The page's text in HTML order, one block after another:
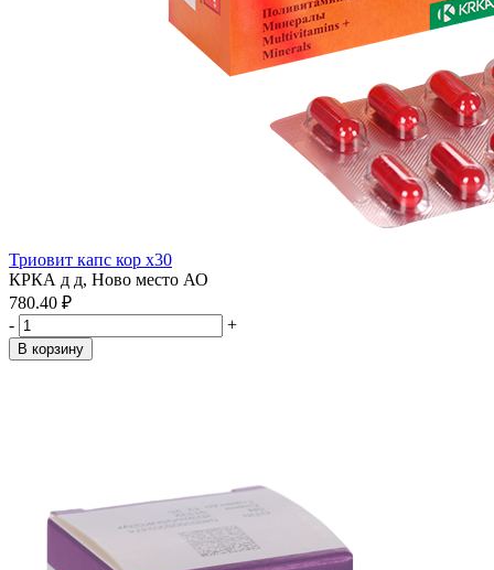
Триовит капс кор x30
КРКА д д, Ново место АО
780.40 ₽
-
+
В корзину